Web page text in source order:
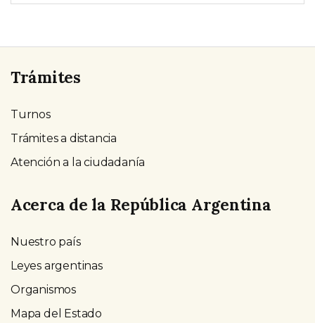
Trámites
Turnos
Trámites a distancia
Atención a la ciudadanía
Acerca de la República Argentina
Nuestro país
Leyes argentinas
Organismos
Mapa del Estado